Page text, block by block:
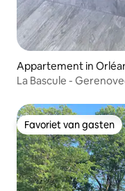
Appartement in
La Bascule -
Favoriet van gasten
Favoriet van gasten